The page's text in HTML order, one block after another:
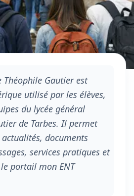
Théophile Gautier est
utilisé par les élèves,
du lycée général
de Tarbes. Il permet
actualités, documents
services pratiques et
portail mon ENT